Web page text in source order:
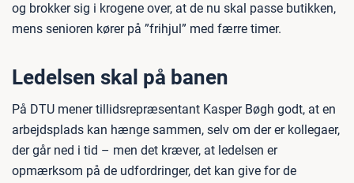
og brokker sig i krogene over, at de nu skal passe butikken,
mens senioren kører på ”frihjul” med færre timer.
Ledelsen skal på banen
På DTU mener tillidsrepræsentant Kasper Bøgh godt, at en
arbejdsplads kan hænge sammen, selv om der er kollegaer,
der går ned i tid – men det kræver, at ledelsen er
opmærksom på de udfordringer, det kan give for de